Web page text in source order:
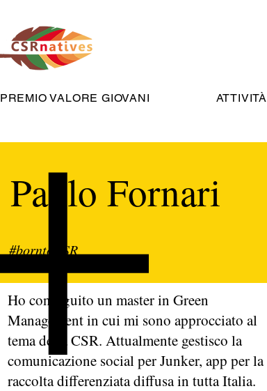
PREMIO VALORE GIOVANI ATTIVITÀ
Paolo Fornari
#borntoCSR
Ho conseguito un master in Green
Management in cui mi sono approcciato al
tema della CSR. Attualmente gestisco la
comunicazione social per Junker, app per la
raccolta differenziata diffusa in tutta Italia.